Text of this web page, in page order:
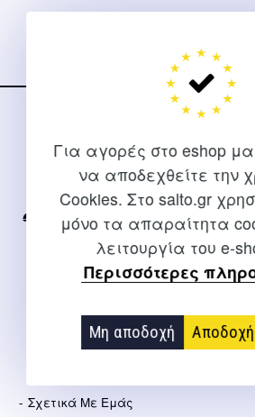
Για αγορές στο eshop
να αποδεχθείτε την
Cookies. Στο salto.gr
μόνο τα απαραίτητα
λειτουργία του e-
Περισσότερες
Μη αποδοχή
Για διευκρινίσεις και υποστήριξη
2310 267108
info@salto.gr
Σχετικά Με Εμάς